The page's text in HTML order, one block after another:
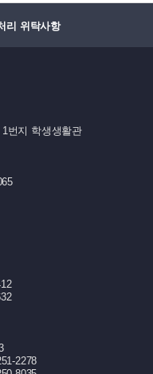
리 위탁사항
번지 학생생활관
2278